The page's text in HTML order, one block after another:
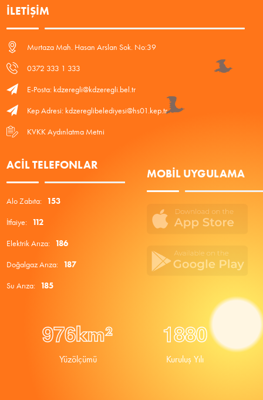
İLETIŞIM
Murtaza Mah. Hasan Arslan Sok. No:39
0372 333 1 333
E-Posta: kdzeregli@kdzeregli.bel.tr
Kep Adresi: kdzereglibelediyesi@hs01.kep.tr
KVKK Aydınlatma Metni
ACIL TELEFONLAR
Alo Zabıta: 153
İtfaiye: 112
Elektrik Arıza: 186
Doğalgaz Arıza: 187
Su Arıza: 185
MOBIL UYGULAMA
976km²
Yüzölçümü
1880
Kuruluş Yılı